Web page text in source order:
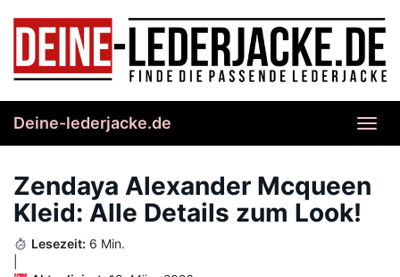
content
Deine-lederjacke.de
Zendaya Alexander Mcqueen
Kleid: Alle Details zum Look!
Lesezeit: 6 Min.